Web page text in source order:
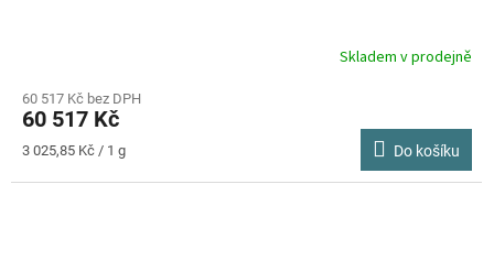
produktu
je
5,0
5
Skladem v prodejně
60 517 Kč bez DPH
60 517 Kč
Měrná
3 025,85 Kč / 1 g Do košíku